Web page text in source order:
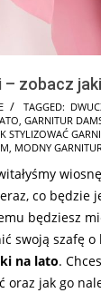
– zobacz
TAGGED:
, GARNITUR
STYLIZOWAĆ
, MODNY
co będzie
będziesz
swoją szafę o
na lato.
oraz jak go